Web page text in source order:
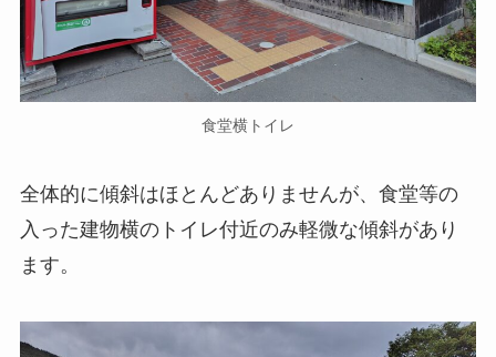
食堂横トイレ
全体的に傾斜はほとんどありませんが、食堂等の
入った建物横のトイレ付近のみ軽微な傾斜があり
ます。